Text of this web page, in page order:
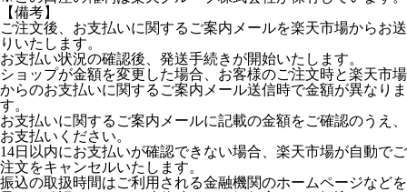
【備考】
ご注文後、お支払いに関するご案内メールを楽天市場からお送
りいたします。
お支払い状況の確認後、発送手続きが開始いたします。
ショップが金額を変更した場合、お客様のご注文時と楽天市場
からのお支払いに関するご案内メール送信時で金額が異なりま
す。
お支払いに関するご案内メールに記載の金額をご確認のうえ、
お支払いください。
14日以内にお支払いが確認できない場合、楽天市場が自動でご
注文をキャンセルいたします。
振込の取扱時間はご利用される金融機関のホームページなどを